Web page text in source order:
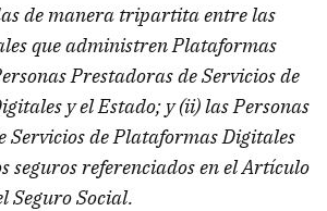
de manera tripartita entre las
que administren Plataformas
Prestadoras de Servicios de
y el Estado; y (ii) las Personas
Servicios de Plataformas Digitales
seguros referenciados en el Artículo
Seguro Social.